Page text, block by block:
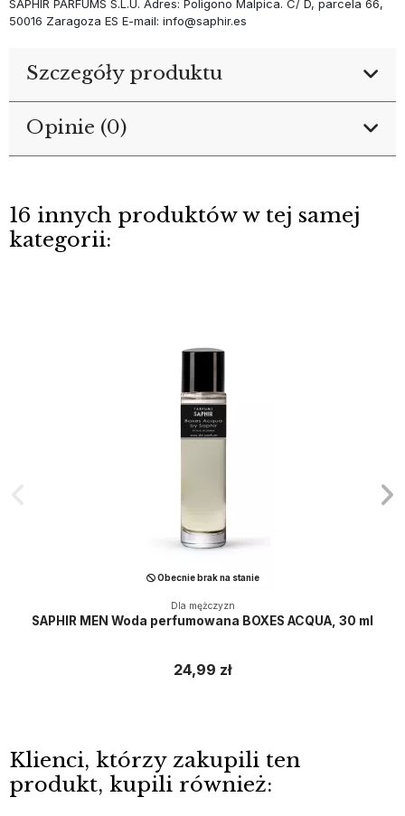
SAPHIR PARFUMS S.L.U. Adres: Poligono Malpica. C/ D, parcela 66,
50016 Zaragoza ES E-mail: info@saphir.es
Szczegóły produktu
Opinie (0)
16 innych produktów w tej samej
kategorii:
Obecnie brak na stanie
Dla mężczyzn
SAPHIR MEN Woda perfumowana BOXES ACQUA, 30 ml
24,99 zł
Klienci, którzy zakupili ten
produkt, kupili również: